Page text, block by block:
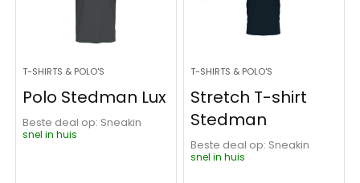
T-SHIRTS & POLO'S
Polo Stedman Lux
Beste deal op:
Sneakin
snel in huis
T-SHIRTS & POLO'S
Stretch T-shirt
Stedman
Beste deal op:
Sneakin
snel in huis